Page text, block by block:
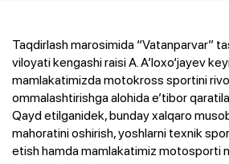
Taqdirlash marosimida “Vatanparvar”
viloyati kengashi raisi A. A’loxo‘jayev
mamlakatimizda motokross sportini
ommalashtirishga alohida e’tibor
Qayd etilganidek, bunday xalqaro
mahoratini oshirish, yoshlarni texnik
etish hamda mamlakatimiz motosporti